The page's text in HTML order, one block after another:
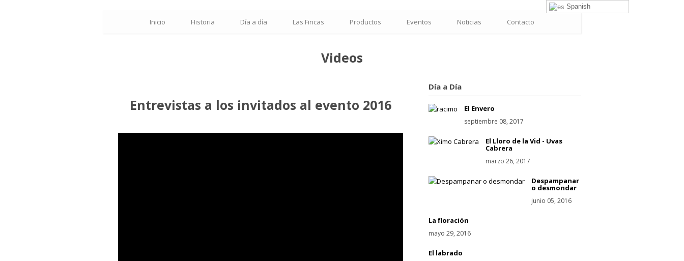
Inicio Historia Día a día Las Fincas Productos Eventos Noticias Contacto
Videos
Entrevistas a los invitados al evento 2016
Día a Día
El Envero
septiembre 08, 2017
El Lloro de la Vid - Uvas
Cabrera
marzo 26, 2017
Despampanar
o desmondar
junio 05, 2016
La floración
mayo 29, 2016
El labrado
Spanish